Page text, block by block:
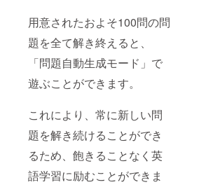
用意されたおよそ100問の問
題を全て解き終えると、
「問題自動生成モード」で
遊ぶことができます。
これにより、常に新しい問
題を解き続けることができ
るため、飽きることなく英
語学習に励むことができま